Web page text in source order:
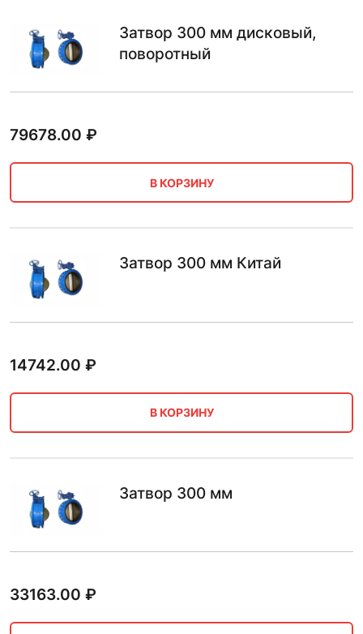
Затвор 300 мм дисковый,
поворотный
79678.00 ₽
В КОРЗИНУ
Затвор 300 мм Китай
14742.00 ₽
В КОРЗИНУ
Затвор 300 мм
33163.00 ₽